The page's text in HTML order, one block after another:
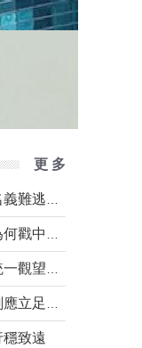
更 多
穩致遠